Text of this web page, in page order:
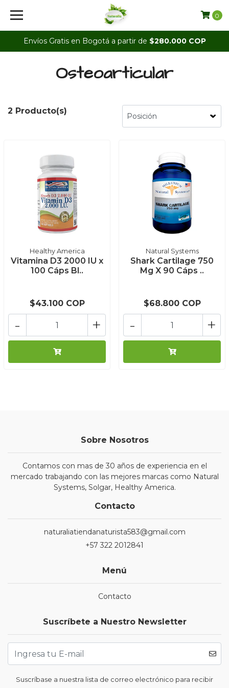
Envíos Gratis en Bogotá a partir de $280.000 COP
0
Osteoarticular
2 Producto(s)
Healthy America
Vitamina D3 2000 IU x
100 Cáps Bl..
$43.100 COP
+
-
Natural Systems
Shark Cartilage 750
Mg X 90 Cáps ..
$68.800 COP
+
-
Sobre Nosotros
Contamos con mas de 30 años de experiencia en el
mercado trabajando con las mejores marcas como Natural
Systems, Solgar, Healthy America.
Contacto
naturaliatiendanaturista583@gmail.com
+57 322 2012841
Menú
Contacto
Suscríbete a Nuestro Newsletter
Suscríbase a nuestra lista de correo electrónico para recibir